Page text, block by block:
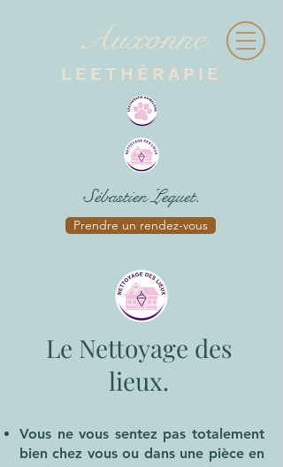
LEETHÉRAPIE
Prendre un rendez-vous
Auxonne
Sébastien Lequet.
Le Nettoyage des
lieux.
Vous ne vous sentez pas totalement
bien chez vous ou dans une pièce en